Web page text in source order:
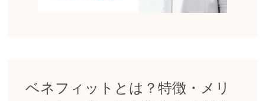
ベネフィットとは？特徴・メリ